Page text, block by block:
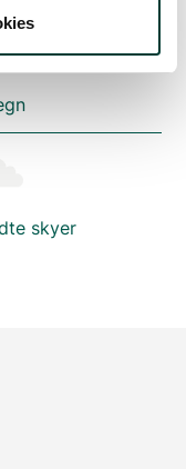
skyer